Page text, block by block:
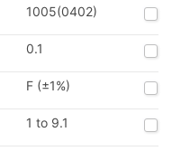
1005(0402)
0.1
F (±1%)
1 to 9.1